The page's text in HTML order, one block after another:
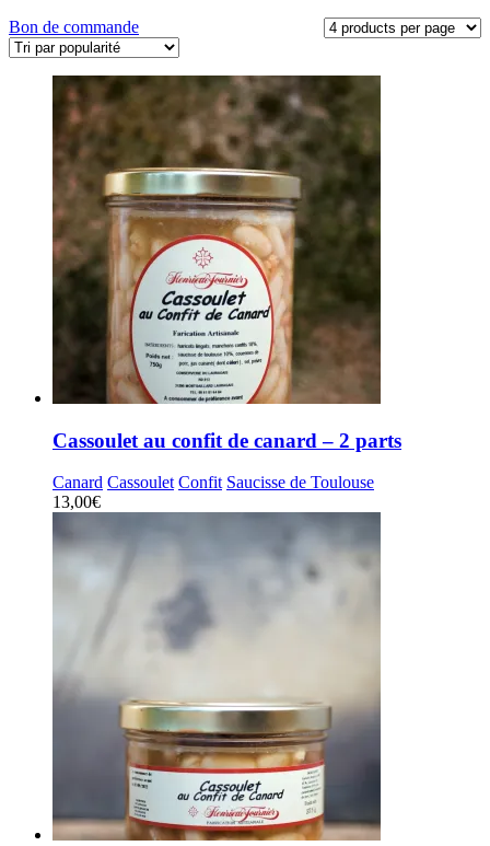
Bon de commande
Cassoulet au confit de canard – 2 parts
Canard Cassoulet Confit Saucisse de Toulouse
13,00€